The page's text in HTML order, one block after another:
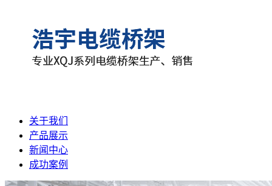
关于我们
产品展示
新闻中心
成功案例